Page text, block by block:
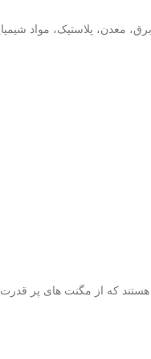
معدن، پلاستیک، مواد
که از مگنت های پر قدرت و